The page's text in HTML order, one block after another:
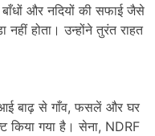
और नदियों की सफाई जैसे
होता। उन्होंने तुरंत राहत
आई बाढ़ से गाँव, फसलें और घर
किया गया है। सेना, NDRF